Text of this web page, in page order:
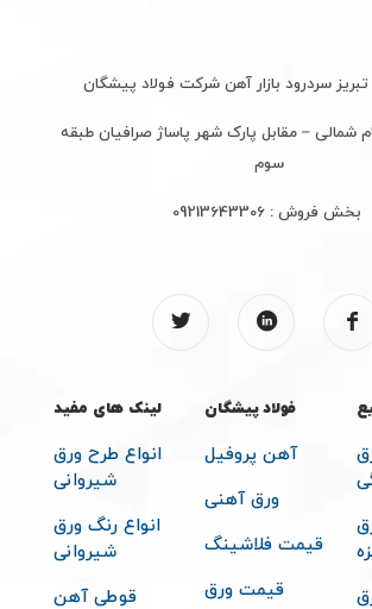
تبریز سردرود بازار آهن شرکت فولاد پیشگان
شمالی – مقابل پارک شهر پاساژ صرافیان طبقه
سوم
بخش فروش :09213643306
فولاد پیشگان
آهن پروفیل
ورق آهنی
قیمت فلاشینگ
قیمت ورق
لینک های مفید
انواع طرح ورق
شیروانی
انواع رنگ ورق
شیروانی
قوطی آهن